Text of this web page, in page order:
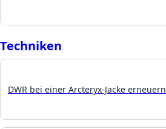
Techniken
DWR bei einer Arcteryx-Jacke erneuern